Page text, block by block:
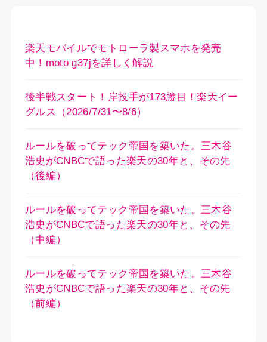
楽天モバイルでモトローラ製スマホを発売
中！moto g37jを詳しく解説
後半戦スタート！岸投手が173勝目！楽天イー
グルス（2026/7/31〜8/6）
ルールを破ってテック帝国を築いた。三木谷
浩史がCNBCで語った楽天の30年と、その先
（後編）
ルールを破ってテック帝国を築いた。三木谷
浩史がCNBCで語った楽天の30年と、その先
（中編）
ルールを破ってテック帝国を築いた。三木谷
浩史がCNBCで語った楽天の30年と、その先
（前編）